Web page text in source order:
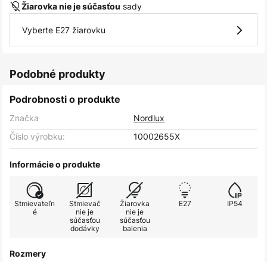
Žiarovka nie je súčasťou sady
Vyberte E27 žiarovku
Podobné produkty
Podrobnosti o produkte
Značka
Nordlux
Číslo výrobku:
10002655X
Informácie o produkte
Stmievateľn
é
Stmievač
nie je
súčasťou
dodávky
Žiarovka
nie je
súčasťou
balenia
E27 IP54
Rozmery